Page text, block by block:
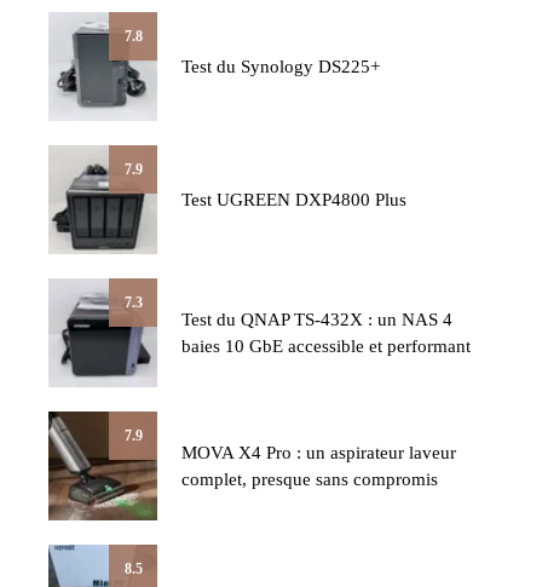
7.8
Test du Synology DS225+
7.9
Test UGREEN DXP4800 Plus
7.3
Test du QNAP TS-432X : un NAS 4
baies 10 GbE accessible et performant
7.9
MOVA X4 Pro : un aspirateur laveur
complet, presque sans compromis
8.5